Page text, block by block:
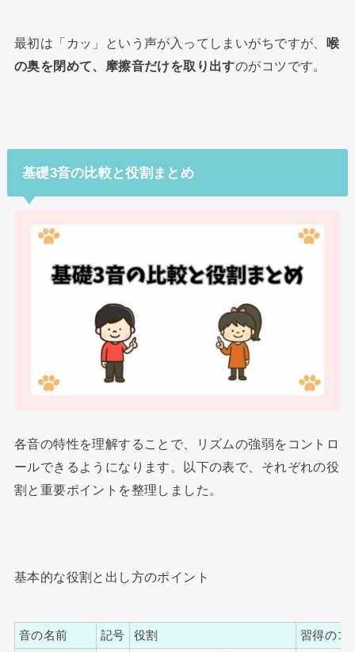
最初は「カッ」という声が入ってしまいがちですが、
喉
の奥を閉めて、摩擦音だけを取り出すのがコツです。
基礎3音の比較と役割まとめ
各音の特性を理解することで、リズムの強弱をコントロ
ールできるようになります。以下の表で、それぞれの役
割と重要ポイントを整理しました。
基本的な役割と出し方のポイント
音の名前 記号 役割 習得のコ